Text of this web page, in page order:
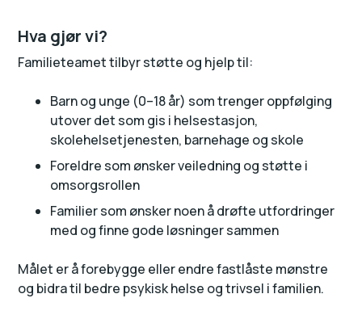
Hva gjør vi?
Familieteamet tilbyr støtte og hjelp til:
Barn og unge (0–18 år) som trenger oppfølging
utover det som gis i helsestasjon,
skolehelsetjenesten, barnehage og skole
Foreldre som ønsker veiledning og støtte i
omsorgsrollen
Familier som ønsker noen å drøfte utfordringer
med og finne gode løsninger sammen
Målet er å forebygge eller endre fastlåste mønstre
og bidra til bedre psykisk helse og trivsel i familien.